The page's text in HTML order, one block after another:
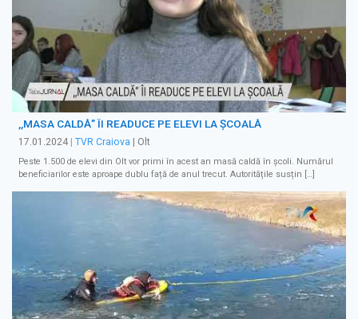
,,MASA CALDĂ” ÎI READUCE PE ELEVI LA ȘCOALĂ
17.01.2024 TVR Craiova | Olt
Peste 1.500 de elevi din Olt vor primi în acest an masă caldă în școli. Numărul
beneficiarilor este aproape dublu față de anul trecut. Autoritățile susțin […]